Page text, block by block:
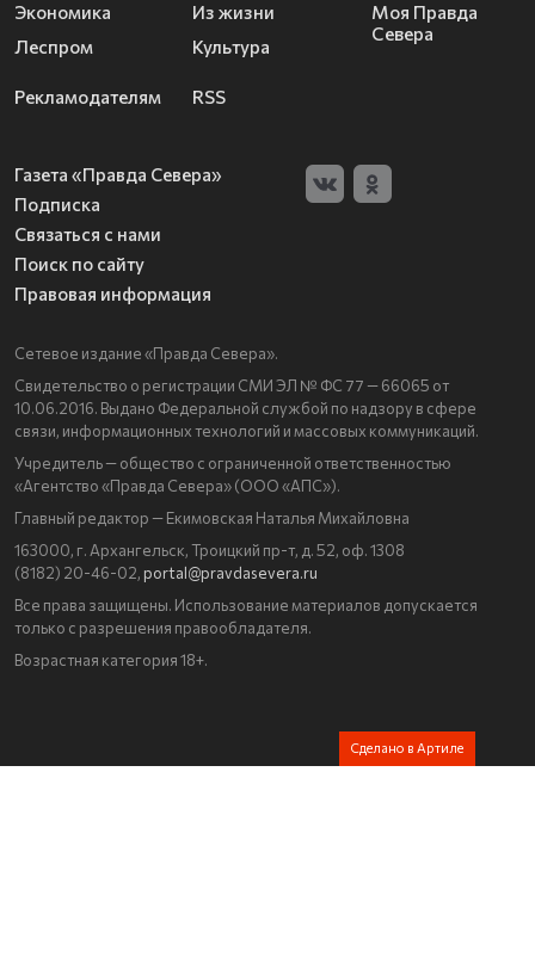
Экономика
Леспром
Из жизни
Культура
Моя Правда
Севера
Рекламодателям RSS
Газета «Правда Севера»
Подписка
Связаться с нами
Поиск по сайту
Правовая информация
Сетевое издание «Правда Севера».
Свидетельство о регистрации СМИ ЭЛ № ФС 77 — 66065 от
10.06.2016. Выдано Федеральной службой по надзору в сфере
связи, информационных технологий и массовых коммуникаций.
Учредитель — общество с ограниченной ответственностью
«Агентство «Правда Севера» (ООО «АПС»).
Главный редактор — Екимовская Наталья Михайловна
163000, г. Архангельск, Троицкий пр-т, д. 52, оф. 1308
(8182) 20-46-02, portal@pravdasevera.ru
Все права защищены. Использование материалов допускается
только с разрешения правообладателя.
Возрастная категория 18+.
Сделано в Артиле